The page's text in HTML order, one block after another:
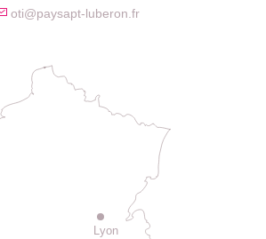
oti@paysapt-luberon.fr
Lyon